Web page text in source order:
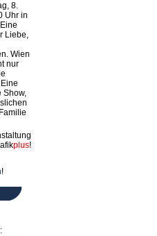
8.
Uhr in
Liebe,
Wien
nur
Show,
plus!
!